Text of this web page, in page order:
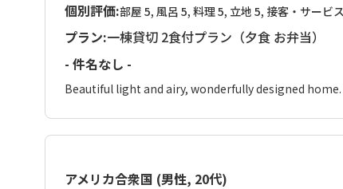
個別評価:部屋 5, 風呂 5, 料理 5, 立地 5, 接客・サービ
プラン:一棟貸切 2食付プラン（夕食 お弁当）
- 件名なし -
Beautiful light and airy, wonderfully designed
アメリカ合衆国 (男性, 20代)